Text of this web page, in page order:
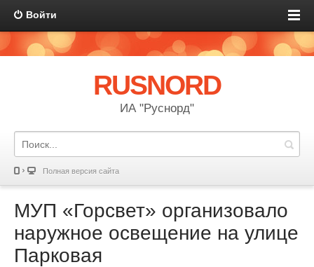
Войти
RUSNORD
ИА "Руснорд"
Полная версия сайта
МУП «Горсвет» организовало
наружное освещение на улице
Парковая